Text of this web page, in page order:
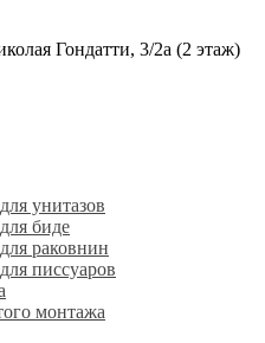
Гондатти, 3/2а (2 этаж)
унитазов
биде
раковнин
писсуаров
монтажа